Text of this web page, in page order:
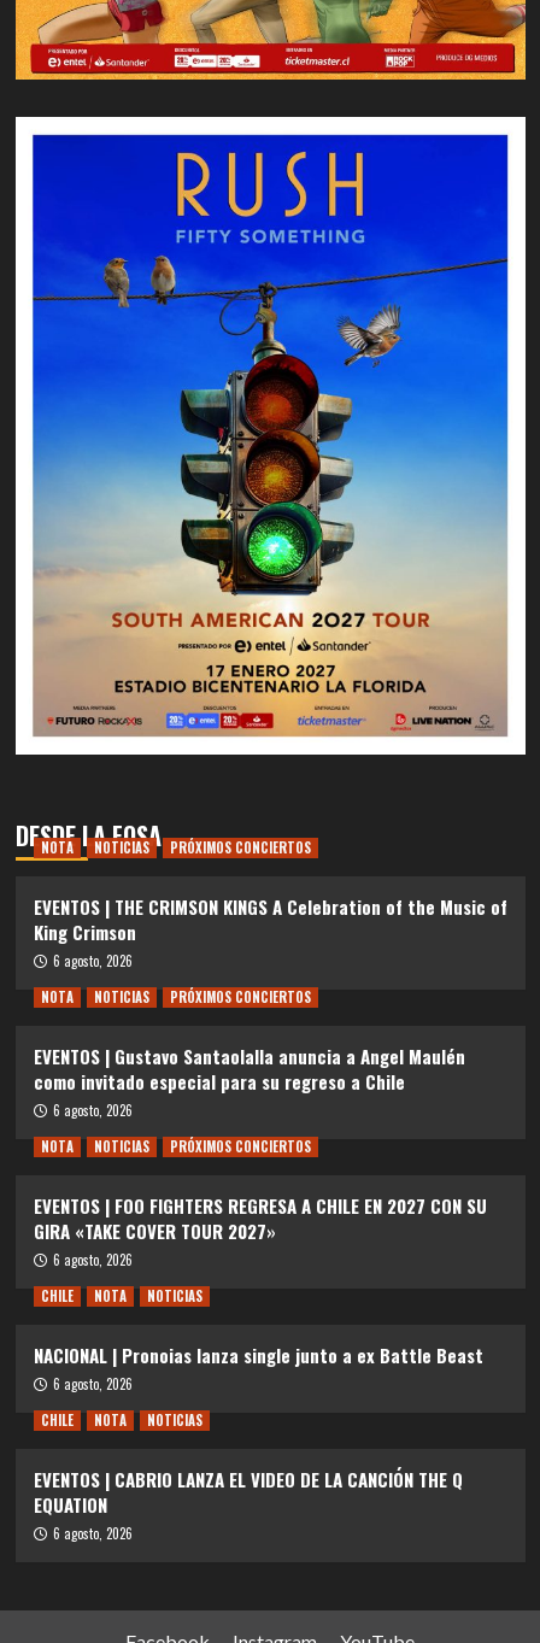
DESDE LA FOSA
NOTA NOTICIAS PRÓXIMOS CONCIERTOS
EVENTOS | THE CRIMSON KINGS A Celebration of the Music of
King Crimson
6 agosto, 2026
NOTA
NOTICIAS PRÓXIMOS CONCIERTOS
EVENTOS | Gustavo Santaolalla anuncia a Angel Maulén
como invitado especial para su regreso a Chile
6 agosto, 2026
NOTA
NOTICIAS PRÓXIMOS CONCIERTOS
EVENTOS | FOO FIGHTERS REGRESA A CHILE EN 2027 CON SU
GIRA «TAKE COVER TOUR 2027»
6 agosto, 2026
CHILE
NOTA NOTICIAS
NACIONAL | Pronoias lanza single junto a ex Battle Beast
6 agosto, 2026
CHILE
NOTA NOTICIAS
EVENTOS | CABRIO LANZA EL VIDEO DE LA CANCIÓN THE Q
EQUATION
6 agosto, 2026